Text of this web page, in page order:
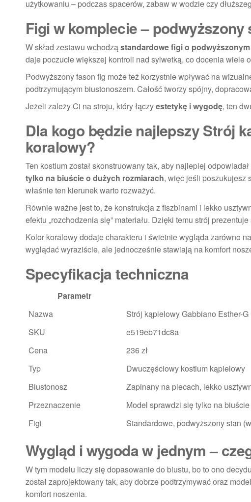
użytkowaniu – podczas spacerów, zabaw w wodzie czy
Figi w komplecie –
W skład zestawu wchodząstandardowe figi o
daje poczucie większej kontroli nad sylwetką, co docenia wiele
Podwyższony fason fig może też korzystnie wpływać na
podtrzymującym biustonoszem. Całość tworzy spójny,
Jeżeli zależy Ci na stroju, który łączyestetykę i wygodę, ten
Dla kogo będzie najlepszy Strój
koralowy?
Ten kostium został skonstruowany tak, aby najlepiej
tylko na biuście o dużych rozmiarach, więc jeśli poszukujesz
właśnie ten kierunek warto rozważyć.
Równie ważne jest to, że konstrukcja z fiszbinami i lekko
efektu „rozchodzenia się” materiału. Dzięki temu strój
Kolor koralowy dodaje charakteru i świetnie wygląda zarówno
wyglądać wyraziście, ale jednocześnie stawiają na komfort
Specyfikacja techniczna
Parametr
Nazwa
Strój kąpielowy Gabbiano Esther-
SKU
e519eb71dc8a
Cena
236 zł
Typ
Dwuczęściowy kostium kąpielowy
Biustonosz
Zapinany na plecach, lekko
Przeznaczenie
Model sprawdzi się tylko na
Figi
Standardowe, podwyższony stan
Wygląd i wygoda w jednym –
W tym modelu liczy się dopasowanie do biustu, bo to ono
został zaprojektowany tak, aby dobrze podtrzymywać oraz
komfort noszenia.